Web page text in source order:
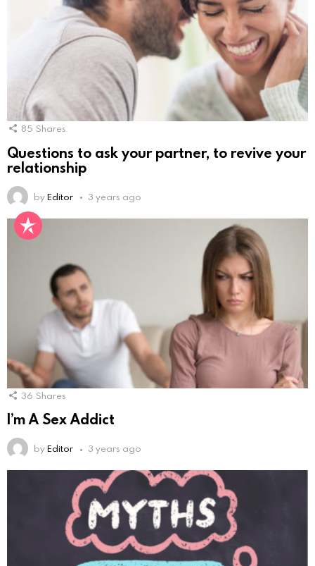
85 Shares
Questions to ask your partner, to revive your
relationship
byEditor 3 years ago
36 Shares
I’m A Sex Addict
byEditor 3 years ago